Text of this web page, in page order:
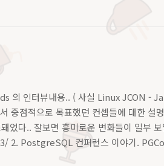
인터뷰내용.. ( 사실 Linux JCON -
중점적으로 목표했던 컨셉들에 대한 설
었다.. 잘보면 흥미로운 변화들이 일부
컨퍼런스 이야기.